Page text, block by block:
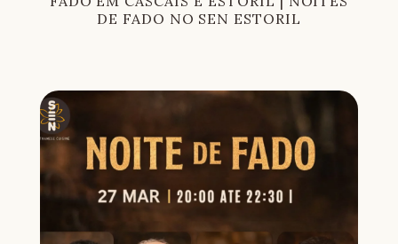
DE FADO NO SEN ESTORIL